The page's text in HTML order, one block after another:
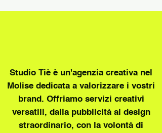
Studio Tiè è un'agenzia creativa nel
Molise dedicata a valorizzare i vostri
brand. Offriamo servizi creativi
versatili, dalla pubblicità al design
straordinario, con la volontà di